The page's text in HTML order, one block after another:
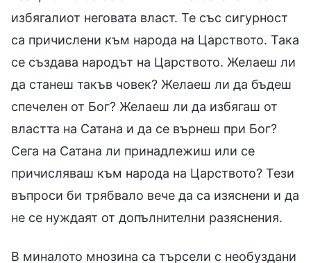
избягалиот неговата власт. Те със сигурност
са причислени към народа на Царството. Така
се създава народът на Царството. Желаеш ли
да станеш такъв човек? Желаеш ли да бъдеш
спечелен от Бог? Желаеш ли да избягаш от
властта на Сатана и да се върнеш при Бог?
Сега на Сатана ли принадлежиш или се
причисляваш към народа на Царството? Тези
въпроси би трябвало вече да са изяснени и да
не се нуждаят от допълнителни разяснения.
В миналото мнозина са търсели с необуздани